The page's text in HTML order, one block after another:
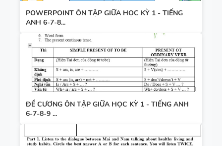
POWERPOINT ÔN TẬP GIỮA HỌC KỲ 1 - TIẾNG
ANH 6-7-8...
ĐỀ CƯƠNG ÔN TẬP GIỮA HỌC KỲ 1 - TIẾNG ANH
6-7-8-9 ...